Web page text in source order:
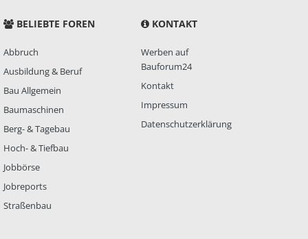
BELIEBTE FOREN
Abbruch
Ausbildung & Beruf
Bau Allgemein
Baumaschinen
Berg- & Tagebau
Hoch- & Tiefbau
Jobbörse
Jobreports
Straßenbau
KONTAKT
Werben auf
Bauforum24
Kontakt
Impressum
Datenschutzerklärung